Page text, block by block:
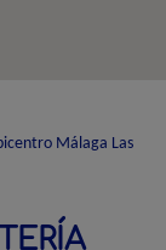
Málaga Las